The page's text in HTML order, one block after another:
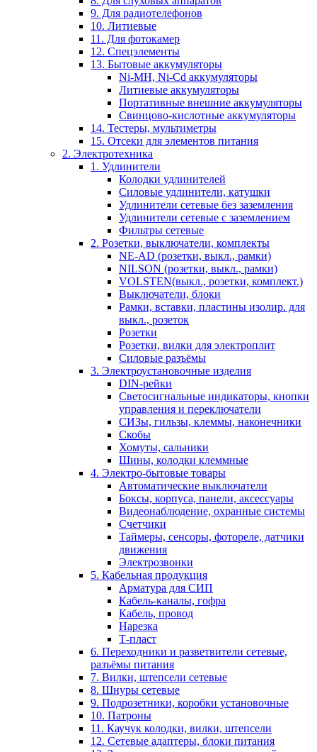
9. Для радиотелефонов
10. Литиевые
11. Для фотокамер
12. Спецэлементы
13. Бытовые аккумуляторы
Ni-MH, Ni-Cd аккумуляторы
Литиевые аккумуляторы
Портативные внешние аккумуляторы
Свинцово-кислотные аккумуляторы
14. Тестеры, мультиметры
15. Отсеки для элементов питания
2. Электротехника
1. Удлинители
Колодки удлинителей
Силовые удлинители, катушки
Удлинители сетевые без заземления
Удлинители сетевые с заземлением
Фильтры сетевые
2. Розетки, выключатели, комплекты
NE-AD (розетки, выкл., рамки)
NILSON (розетки, выкл., рамки)
VOLSTEN(выкл., розетки, комплект.)
Выключатели, блоки
Рамки, вставки, пластины изолир. для
выкл., розеток
Розетки
Розетки, вилки для электроплит
Силовые разъёмы
3. Электроустановочные изделия
DIN-рейки
Светосигнальные индикаторы, кнопки
управления и переключатели
СИЗы, гильзы, клеммы, наконечники
Скобы
Хомуты, сальники
Шины, колодки клеммные
4. Электро-бытовые товары
Автоматические выключатели
Боксы, корпуса, панели, аксессуары
Видеонаблюдение, охранные системы
Счетчики
Таймеры, сенсоры, фотореле, датчики
движения
Электрозвонки
5. Кабельная продукция
Арматура для СИП
Кабель-каналы, гофра
Кабель, провод
Нарезка
Т-пласт
6. Переходники и разветвители сетевые,
разъёмы питания
7. Вилки, штепсели сетевые
8. Шнуры сетевые
9. Подрозетники, коробки установочные
10. Патроны
11. Каучук колодки, вилки, штепсели
12. Сетевые адаптеры, блоки питания